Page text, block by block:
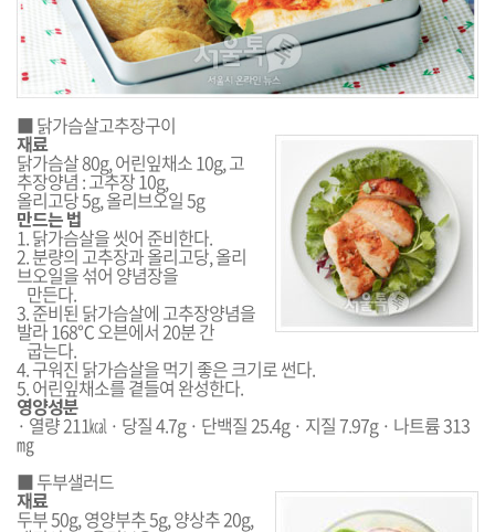
■ 닭가슴살고추장구이
재료
닭가슴살 80g, 어린잎채소 10g, 고
추장양념 : 고추장 10g,
올리고당 5g, 올리브오일 5g
만드는 법
1. 닭가슴살을 씻어 준비한다.
2. 분량의 고추장과 올리고당, 올리
브오일을 섞어 양념장을
만든다.
3. 준비된 닭가슴살에 고추장양념을
발라 168℃ 오븐에서 20분 간
굽는다.
4. 구워진 닭가슴살을 먹기 좋은 크기로 썬다.
5. 어린잎채소를 곁들여 완성한다.
영양성분
· 열량 211㎉ · 당질 4.7g · 단백질 25.4g · 지질 7.97g · 나트륨 313
㎎
■ 두부샐러드
재료
두부 50g, 영양부추 5g, 양상추 20g,